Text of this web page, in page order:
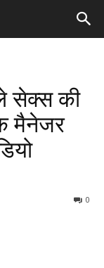
सेक्स की
मैनेजर
0